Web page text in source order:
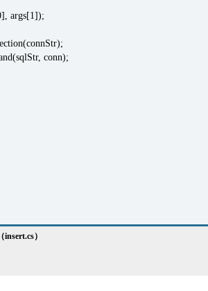
args[1]);
conn);
）